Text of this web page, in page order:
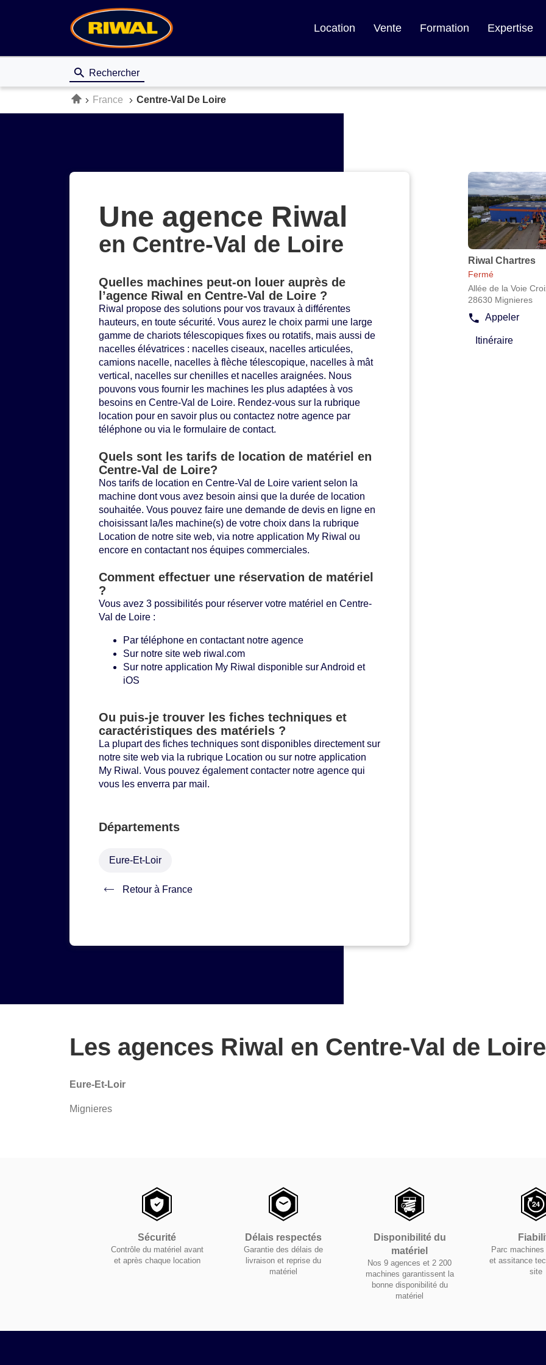
Location Vente Formation Expertise
Rechercher
AccueilFrance Centre-Val De Loire
Une agence Riwal
en Centre-Val de Loire
Quelles machines peut-on louer auprès de
l’agence Riwal en Centre-Val de Loire ?
Riwal propose des solutions pour vos travaux à différentes
hauteurs, en toute sécurité. Vous aurez le choix parmi une large
gamme de chariots télescopiques fixes ou rotatifs, mais aussi de
nacelles élévatrices : nacelles ciseaux, nacelles articulées,
camions nacelle, nacelles à flèche télescopique, nacelles à mât
vertical, nacelles sur chenilles et nacelles araignées. Nous
pouvons vous fournir les machines les plus adaptées à vos
besoins en Centre-Val de Loire. Rendez-vous sur la rubrique
location pour en savoir plus ou contactez notre agence par
téléphone ou via le formulaire de contact.
Quels sont les tarifs de location de matériel en
Centre-Val de Loire?
Nos tarifs de location en Centre-Val de Loire varient selon la
machine dont vous avez besoin ainsi que la durée de location
souhaitée. Vous pouvez faire une demande de devis en ligne en
choisissant la/les machine(s) de votre choix dans la rubrique
Location de notre site web, via notre application My Riwal ou
encore en contactant nos équipes commerciales.
Comment effectuer une réservation de matériel
?
Vous avez 3 possibilités pour réserver votre matériel en Centre-
Val de Loire :
Par téléphone en contactant notre agence
Sur notre site web riwal.com
Sur notre application My Riwal disponible sur Android et
iOS
Ou puis-je trouver les fiches techniques et
caractéristiques des matériels ?
La plupart des fiches techniques sont disponibles directement sur
notre site web via la rubrique Location ou sur notre application
My Riwal. Vous pouvez également contacter notre agence qui
vous les enverra par mail.
Départements
Eure-Et-Loir
Retour à France
Appuyer
sur
la
touche
ENTRÉE
pour
obtenir
de
plus
amples
informations
Agence
:
Riwal Chartres
Fermé
Allée de la Voie
28630 Mignieres
Appeler
Afficher
numéro
Itinéraire
jusqu'à
Les agences Riwal en Centre-Val de Loire
Eure-Et-Loir
Mignieres
Sécurité
Contrôle du matériel avant
et après chaque location
Délais respectés
Garantie des délais de
livraison et reprise du
matériel
Disponibilité du
matériel
Nos 9 agences et 2 200
machines garantissent la
bonne disponibilité du
matériel
Parc
et assitance
site